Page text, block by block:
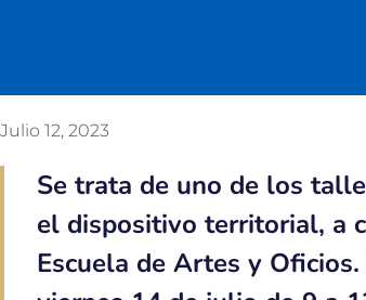
Julio 12, 2023
Se trata de uno de los
el dispositivo territorial, a
Escuela de Artes y